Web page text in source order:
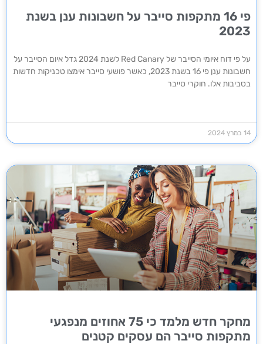
פי 16 מתקפות סייבר על חשבונות ענן בשנת
2023
על פי דוח איומי הסייבר של Red Canary לשנת 2024 גדל איום הסייבר על
חשבונות ענן פי 16 בשנת 2023, כאשר פושעי סייבר אימצו טכניקות חדשות
בסביבות אלו. חוקרי סייבר
14 במרץ 2024
מחקר חדש מלמד כי 75 אחוזים מנפגעי
מתקפות סייבר הם עסקים קטנים